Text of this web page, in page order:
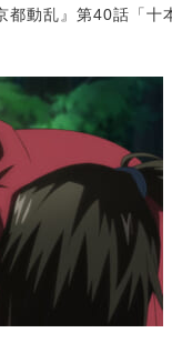
動乱』第40話「十